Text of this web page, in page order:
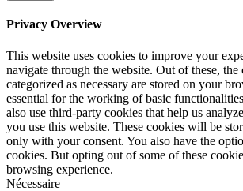
Privacy Overview
This website uses cookies to improve your
navigate through the website. Out of these, the
categorized as necessary are stored on your
essential for the working of basic
also use third-party cookies that help us
you use this website. These cookies will be
only with your consent. You also have the
cookies. But opting out of some of these
browsing experience.
Nécessaire